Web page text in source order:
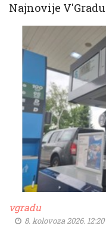
Najnovije V'Gradu
vgradu
8. kolovoza 2026. 12:20